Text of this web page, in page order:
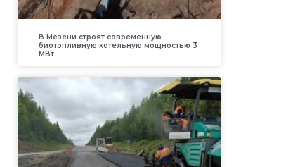
В Мезени строят современную
биотопливную котельную мощностью 3
МВт